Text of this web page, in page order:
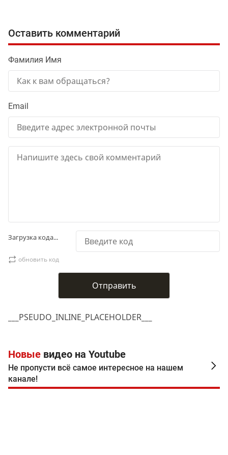
___PSEUDO_INLINE_PLACEHOLDER___
Оставить комментарий
Фамилия Имя
Email
Загрузка кода...
обновить код
Новые видео на Youtube
Не пропусти всё самое интересное на нашем
канале!